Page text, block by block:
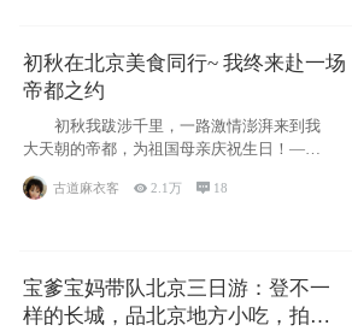
初秋在北京美食同行~ 我终来赴一场
帝都之约
初秋我跋涉千里，一路激情澎湃来到我
大天朝的帝都，为祖国母亲庆祝生日！——
古道麻衣客 2.1万  18
宝爹宝妈带队北京三日游：登不一
样的长城，品北京地方小吃，拍盘